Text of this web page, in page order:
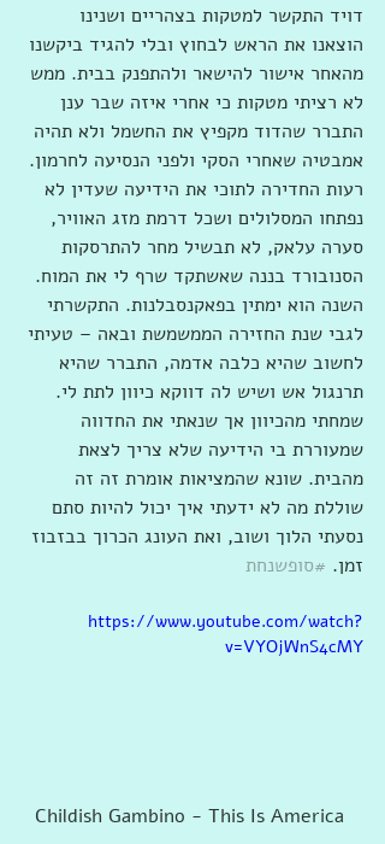
דויד התקשר למטקות בצהריים ושנינו
הוצאנו את הראש לבחוץ ובלי להגיד ביקשנו
מהאחר אישור להישאר ולהתפנק בבית. ממש
לא רציתי מטקות כי אחרי איזה שבר ענן
התברר שהדוד מקפיץ את החשמל ולא תהיה
אמבטיה שאחרי הסקי ולפני הנסיעה לחרמון.
רעות החדירה לתוכי את הידיעה שעדין לא
נפתחו המסלולים ושכל דרמת מזג האוויר,
סערה עלאק, לא תבשיל מחר להתרסקות
הסנובורד בננה שאשתקד שרף לי את המוח.
השנה הוא ימתין בפאקנסבלנות. התקשרתי
לגבי שנת החזירה הממשמשת ובאה – טעיתי
לחשוב שהיא כלבה אדמה, התברר שהיא
תרנגול אש ושיש לה דווקא כיוון לתת לי.
שמחתי מהכיוון אך שנאתי את החדווה
שמעוררת בי הידיעה שלא צריך לצאת
מהבית. שונא שהמציאות אומרת זה זה
שוללת מה לא ידעתי איך יכול להיות סתם
נסעתי הלוך ושוב, ואת העונג הכרוך בבזבוז
זמן. #סופשנחת
https://www.youtube.com/watch?
v=VYOjWnS4cMY
Childish Gambino - This Is America